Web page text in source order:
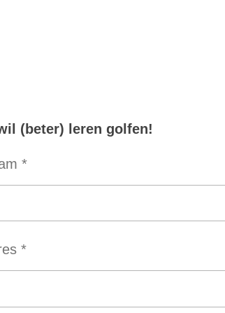
(beter) leren golfen!
*
*